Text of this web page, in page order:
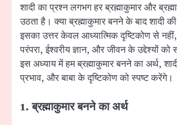
शादी का प्रश्न लगभग हर ब्रह्माकुमार और
उठता है। क्या ब्रह्माकुमार बनने के बाद शादी
इसका उत्तर केवल आध्यात्मिक दृष्टिकोण से
परंपरा, ईश्वरीय ज्ञान, और जीवन के उद्देश्यों
इस अध्याय में हम ब्रह्माकुमार बनने का अर्थ,
प्रभाव, और बाबा के दृष्टिकोण को स्पष्ट करेंगे।
1.ब्रह्माकुमार बनने का अर्थ